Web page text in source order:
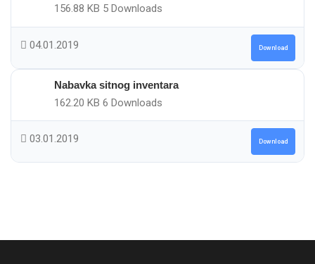
156.88 KB 5 Downloads
04.01.2019 Download
Nabavka sitnog inventara
162.20 KB 6 Downloads
03.01.2019 Download